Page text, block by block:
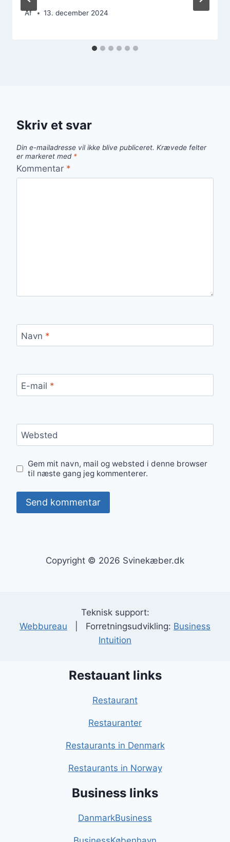
Af 13. december 2024
Skriv et svar
Din e-mailadresse vil ikke blive publiceret. Krævede felter
er markeret med *
Kommentar *
Navn *
E-mail *
Websted
Gem mit navn, mail og websted i denne browser
til næste gang jeg kommenterer.
Copyright © 2026 Svinekæber.dk
Teknisk support:
Webbureau | Forretningsudvikling: Business
Intuition
Restauant links
Restaurant
Restauranter
Restaurants in Denmark
Restaurants in Norway
Business links
DanmarkBusiness